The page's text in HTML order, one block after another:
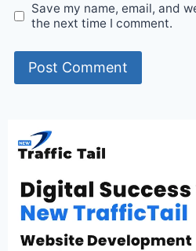
Save my name, email, and
the next time I comment.